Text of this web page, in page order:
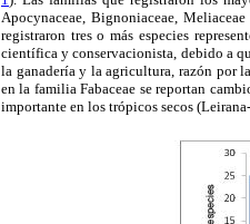
Apocynaceae, Bignoniaceae,
registraron tres o más especies
científica y conservacionista, debido a
la ganadería y la agricultura, razón por
en la familia Fabaceae se reportan
importante en los trópicos secos